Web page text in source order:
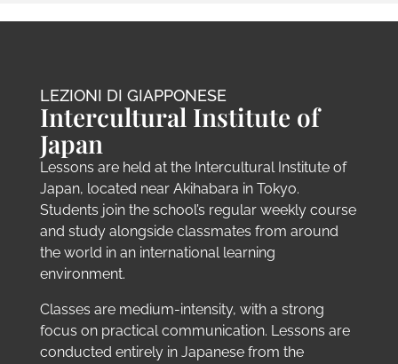
LEZIONI DI GIAPPONESE
Intercultural Institute of
Japan
Lessons are held at the Intercultural Institute of
Japan, located near Akihabara in Tokyo.
Students join the school’s regular weekly course
and study alongside classmates from around
the world in an international learning
environment.
Classes are medium-intensity, with a strong
focus on practical communication. Lessons are
conducted entirely in Japanese from the